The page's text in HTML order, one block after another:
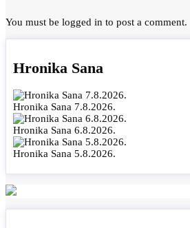
You must be logged in to post a comment.
Hronika Sana
Hronika Sana 7.8.2026.
Hronika Sana 6.8.2026.
Hronika Sana 5.8.2026.